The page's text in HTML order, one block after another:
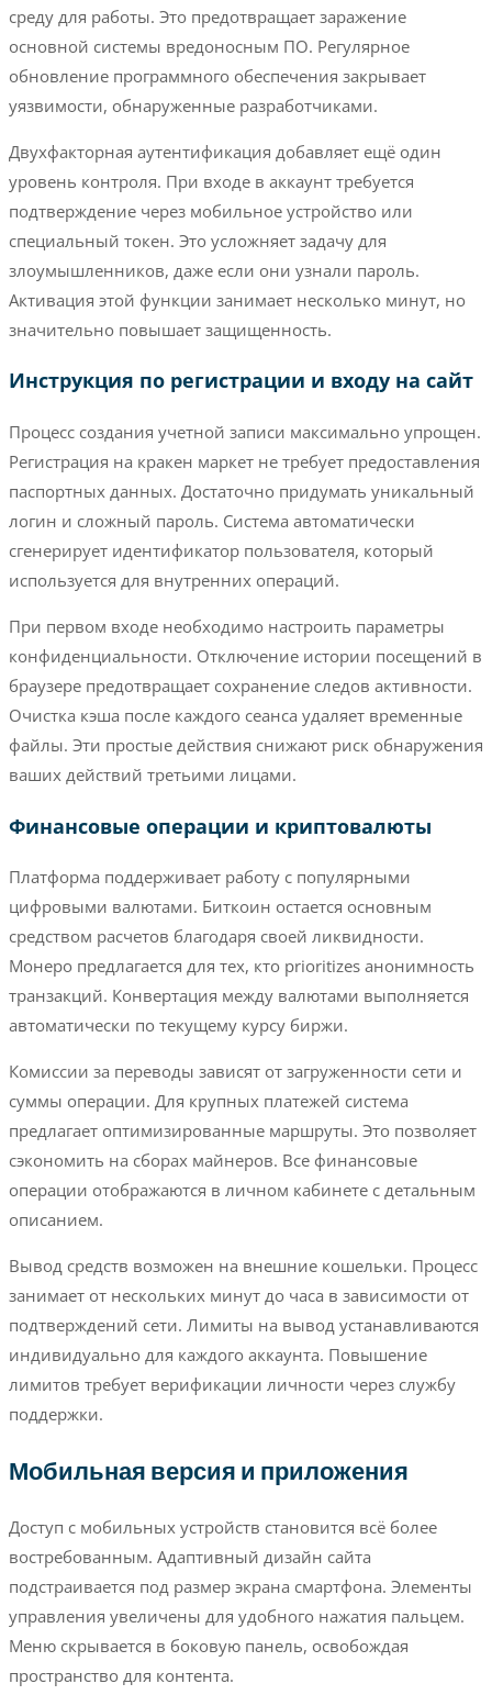
среду для работы. Это предотвращает заражение
основной системы вредоносным ПО. Регулярное
обновление программного обеспечения закрывает
уязвимости, обнаруженные разработчиками.
Двухфакторная аутентификация добавляет ещё один
уровень контроля. При входе в аккаунт требуется
подтверждение через мобильное устройство или
специальный токен. Это усложняет задачу для
злоумышленников, даже если они узнали пароль.
Активация этой функции занимает несколько минут, но
значительно повышает защищенность.
Инструкция по регистрации и входу на сайт
Процесс создания учетной записи максимально упрощен.
Регистрация на кракен маркет не требует предоставления
паспортных данных. Достаточно придумать уникальный
логин и сложный пароль. Система автоматически
сгенерирует идентификатор пользователя, который
используется для внутренних операций.
При первом входе необходимо настроить параметры
конфиденциальности. Отключение истории посещений в
браузере предотвращает сохранение следов активности.
Очистка кэша после каждого сеанса удаляет временные
файлы. Эти простые действия снижают риск обнаружения
ваших действий третьими лицами.
Финансовые операции и криптовалюты
Платформа поддерживает работу с популярными
цифровыми валютами. Биткоин остается основным
средством расчетов благодаря своей ликвидности.
Монеро предлагается для тех, кто prioritizes анонимность
транзакций. Конвертация между валютами выполняется
автоматически по текущему курсу биржи.
Комиссии за переводы зависят от загруженности сети и
суммы операции. Для крупных платежей система
предлагает оптимизированные маршруты. Это позволяет
сэкономить на сборах майнеров. Все финансовые
операции отображаются в личном кабинете с детальным
описанием.
Вывод средств возможен на внешние кошельки. Процесс
занимает от нескольких минут до часа в зависимости от
подтверждений сети. Лимиты на вывод устанавливаются
индивидуально для каждого аккаунта. Повышение
лимитов требует верификации личности через службу
поддержки.
Мобильная версия и приложения
Доступ с мобильных устройств становится всё более
востребованным. Адаптивный дизайн сайта
подстраивается под размер экрана смартфона. Элементы
управления увеличены для удобного нажатия пальцем.
Меню скрывается в боковую панель, освобождая
пространство для контента.